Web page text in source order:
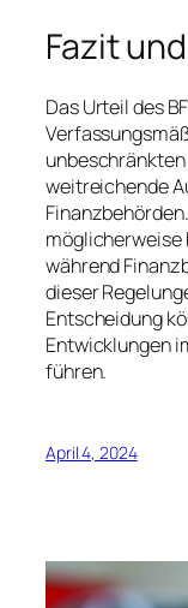
Fazit
Das Urteil des
weitreichende
möglicherweise
während
dieser
Entscheidung
Entwicklungen
führen.
April 4, 2024